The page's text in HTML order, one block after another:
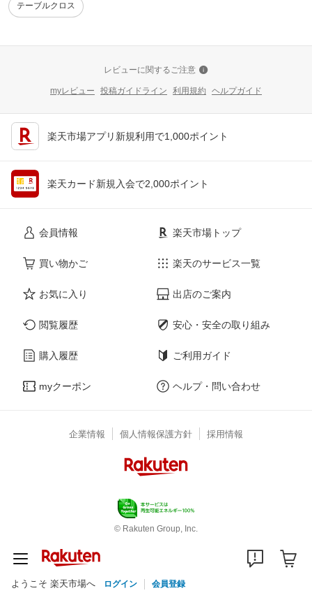
テーブルクロス
レビューに関するご注意
myレビュー 投稿ガイドライン 利用規約 ヘルプガイド
楽天市場アプリ新規利用で1,000ポイント
楽天カード新規入会で2,000ポイント
会員情報
買い物かご
お気に入り
閲覧履歴
購入履歴
myクーポン
楽天市場トップ
楽天のサービス一覧
出店のご案内
安心・安全の取り組み
ご利用ガイド
ヘルプ・問い合わせ
企業情報 個人情報保護方針 採用情報
© Rakuten Group, Inc.
ようこそ 楽天市場へ ログイン 会員登録